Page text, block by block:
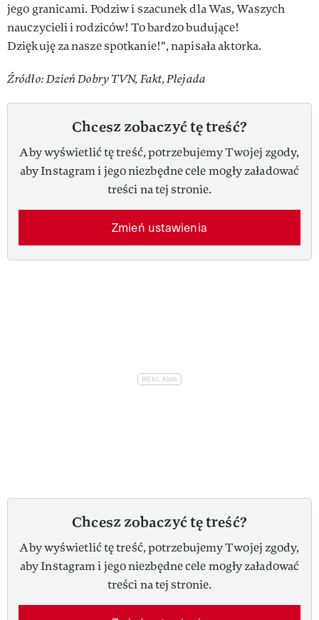
jego granicami. Podziw i szacunek dla Was, Waszych
nauczycieli i rodziców! To bardzo budujące!
Dziękuję za nasze spotkanie!", napisała aktorka.
Źródło: Dzień Dobry TVN, Fakt, Plejada
Chcesz zobaczyć tę treść?
Aby wyświetlić tę treść, potrzebujemy Twojej zgody,
aby Instagram i jego niezbędne cele mogły załadować
treści na tej stronie.
Zmień ustawienia
Chcesz zobaczyć tę treść?
Aby wyświetlić tę treść, potrzebujemy Twojej zgody,
aby Instagram i jego niezbędne cele mogły załadować
treści na tej stronie.